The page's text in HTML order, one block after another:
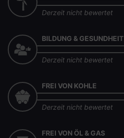
Derzeit nicht bewertet
BILDUNG & GESUNDHEIT
Derzeit nicht bewertet
FREI VON KOHLE
Derzeit nicht bewertet
FREI VON ÖL & GAS